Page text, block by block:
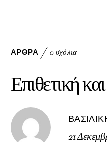
ΆΡΘΡΑ 0 σχόλια
Επιθετική
21